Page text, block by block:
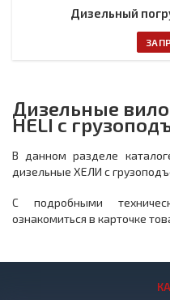
Дизельный
Дизельные
HELI с
В данном разделе
дизельные ХЕЛИ с
С подробными
ознакомиться в карточке